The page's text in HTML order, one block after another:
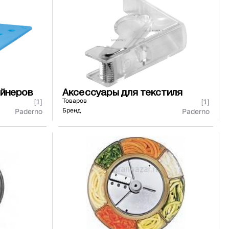
Россия
136 538 ₽
Количество дверей
В корзину
Купить сейчас
[1]
Paderno
Аксессуары для текстиля
Товаров [1]
Бренд Paderno